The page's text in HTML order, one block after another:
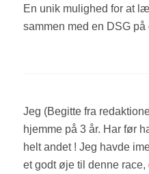
En unik mulighed for at
sammen med en DSG på
Jeg (Begitte fra
hjemme på 3 år. Har før
helt andet ! Jeg havde
et godt øje til denne race,